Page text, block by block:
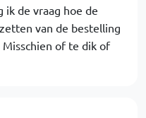
ik de vraag hoe de
van de bestelling
of te dik of